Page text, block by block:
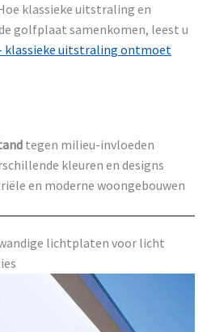
klassieke uitstraling en
golfplaat samenkomen, leest u
klassieke uitstraling ontmoet
tegen milieu-invloeden
kleuren en designs
en moderne woongebouwen
lichtplaten voor licht